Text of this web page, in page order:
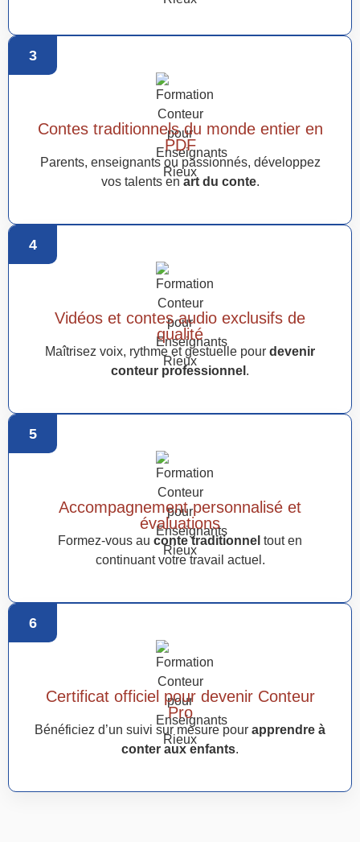
3
Contes traditionnels du monde entier en
PDF
Parents, enseignants ou passionnés, développez
vos talents en art du conte.
4
Vidéos et contes audio exclusifs de
qualité
Maîtrisez voix, rythme et gestuelle pour devenir
conteur professionnel .
5
Accompagnement personnalisé et
évaluations
Formez-vous au conte traditionnel tout en
continuant votre travail actuel.
6
Certificat officiel pour devenir Conteur
Pro
Bénéficiez d’un suivi sur mesure pour apprendre à
conter aux enfants.